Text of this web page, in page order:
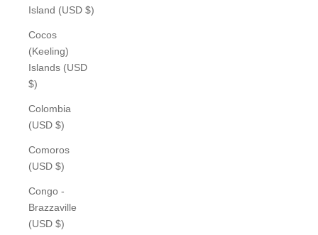
Island (USD $)
Cocos
(Keeling)
Islands (USD
$)
Colombia
(USD $)
Comoros
(USD $)
Congo -
Brazzaville
(USD $)